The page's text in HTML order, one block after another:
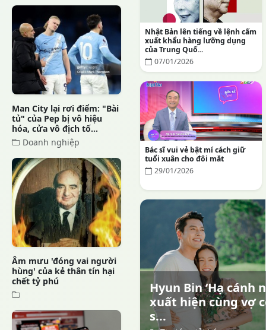
Man City lại rơi điểm: "Bài
tủ" của Pep bị vô hiệu
hóa, cửa vô địch tố...
Doanh nghiệp
Âm mưu 'đóng vai người
hùng' của kẻ thân tín hại
chết tỷ phú
Nhật Bản lên tiếng về lệnh cấm
xuất khẩu hàng lưỡng dụng
của Trung Quố...
07/01/2026
Bác sĩ vui vẻ bật mí cách giữ
tuổi xuân cho đôi mắt
29/01/2026
Hyun Bin ‘Hạ cánh
xuất hiện cùng vợ
s...